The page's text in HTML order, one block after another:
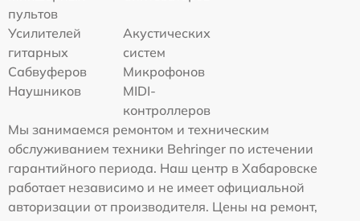
пультов
Усилителей
гитарных
Акустических
систем
Сабвуферов
Микрофонов
Наушников
MIDI-
контроллеров
Мы занимаемся ремонтом и техническим
обслуживанием техники Behringer по истечении
гарантийного периода. Наш центр в Хабаровске
работает независимо и не имеет официальной
авторизации от производителя. Цены на ремонт,